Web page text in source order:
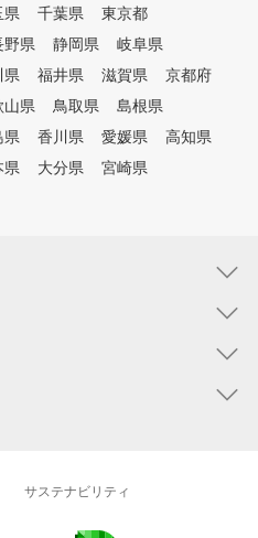
県 千葉県
東京都
野県 静岡県
岐阜県
県 福井県 滋賀県
京都府
山県 鳥取県
島根県
県 香川県 愛媛県
高知県
県 大分県
宮崎県
サステナビリティ